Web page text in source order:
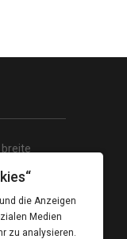
auf
einen
Produktion
zum
die Anzeigen
Medien
zu analysieren.